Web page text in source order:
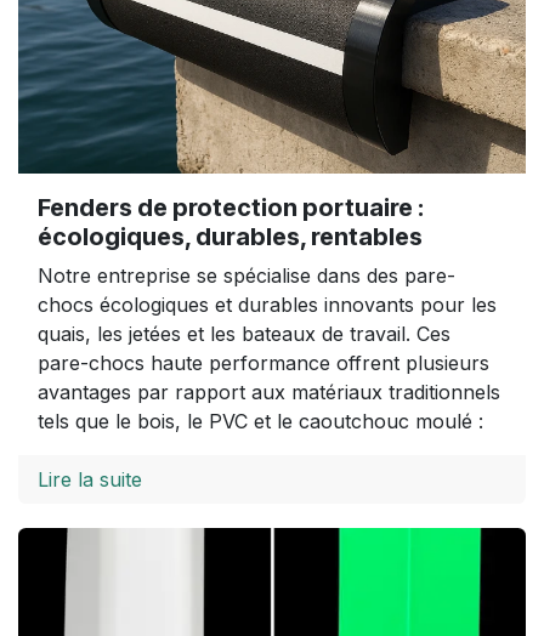
Fenders de protection portuaire :
écologiques, durables, rentables
Notre entreprise se spécialise dans des pare-
chocs écologiques et durables innovants pour les
quais, les jetées et les bateaux de travail. Ces
pare-chocs haute performance offrent plusieurs
avantages par rapport aux matériaux traditionnels
tels que le bois, le PVC et le caoutchouc moulé :
Lire la suite